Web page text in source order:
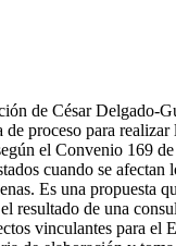
de César Delgado-
de proceso para realizar
el Convenio 169
cuando se afectan
Es una propuesta
resultado de una
vinculantes para el